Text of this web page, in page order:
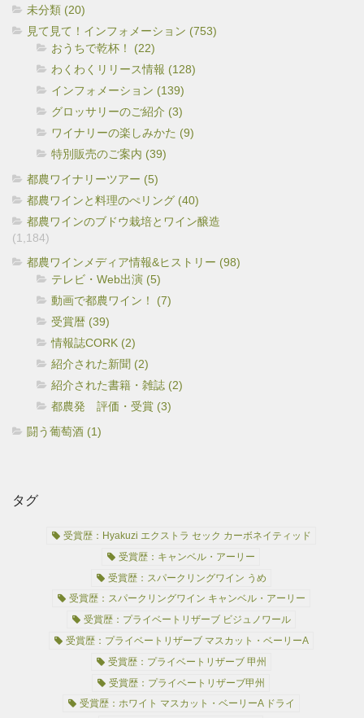
未分類 (20)
見て見て！インフォメーション (753)
おうちで乾杯！ (22)
わくわくリリース情報 (128)
インフォメーション (139)
グロッサリーのご紹介 (3)
ワイナリーの楽しみかた (9)
特別販売のご案内 (39)
都農ワイナリーツアー (5)
都農ワインと料理のぺリング (40)
都農ワインのブドウ栽培とワイン醸造
(1,184)
都農ワインメディア情報&ヒストリー (98)
テレビ・Web出演 (5)
動画で都農ワイン！ (7)
受賞暦 (39)
情報誌CORK (2)
紹介された新聞 (2)
紹介された書籍・雑誌 (2)
都農発 評価・受賞 (3)
闘う葡萄酒 (1)
タグ
受賞歴：Hyakuzi エクストラ セック カーボネイティッド
受賞歴：キャンベル・アーリー
受賞歴：スパークリングワイン うめ
受賞歴：スパークリングワイン キャンベル・アーリー
受賞歴：プライベートリザーブ ビジュノワール
受賞歴：プライベートリザーブ マスカット・ベーリーA
受賞歴：プライベートリザーブ 甲州
受賞歴：プライベートリザーブ甲州
受賞歴：ホワイト マスカット・ベーリーA ドライ